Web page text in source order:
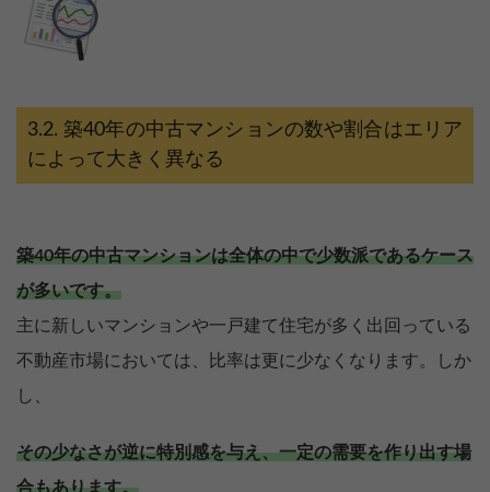
築40年の中古マンションの数や割合はエリア
によって大きく異なる
築40年の中古マンションは全体の中で少数派であるケース
が多いです。
主に新しいマンションや一戸建て住宅が多く出回っている
不動産市場においては、比率は更に少なくなります。しか
し、
その少なさが逆に特別感を与え、一定の需要を作り出す場
合もあります。